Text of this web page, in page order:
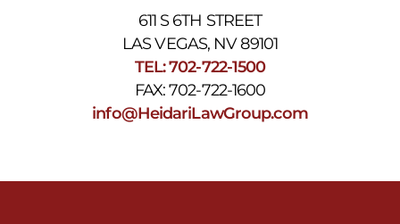
611 S 6TH STREET
LAS VEGAS, NV 89101
TEL: 702-722-1500
FAX: 702-722-1600
info@HeidariLawGroup.com